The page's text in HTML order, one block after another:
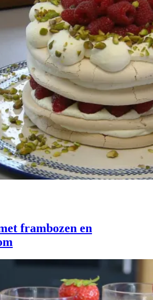
frambozen en